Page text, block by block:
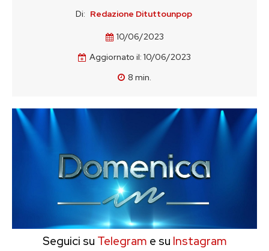
Di: Redazione Dituttounpop
10/06/2023
Aggiornato il: 10/06/2023
8 min.
Seguici su Telegram e su Instagram